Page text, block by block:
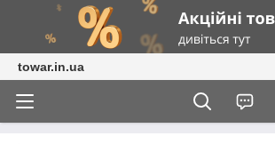
towar.in.ua